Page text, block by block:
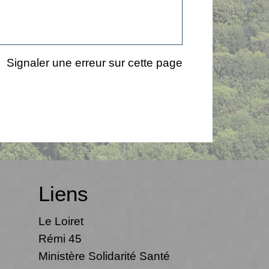
Signaler une erreur sur cette page
Liens
Le Loiret
Rémi 45
Ministère Solidarité Santé